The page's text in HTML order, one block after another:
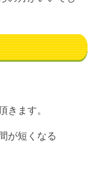
きます。
が短くなる